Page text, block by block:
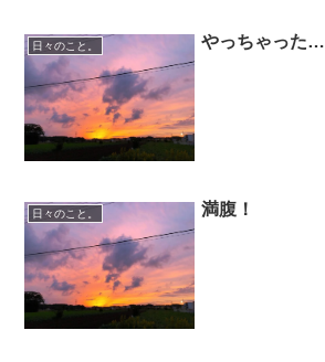
日々のこと。 やっちゃった…
日々のこと。 満腹！